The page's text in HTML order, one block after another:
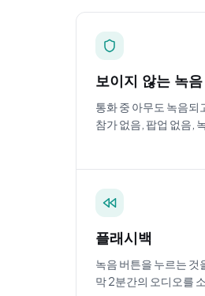
보이지 않는 녹음
통화 중 아무도 녹음되
참가 없음, 팝업 없음,
플래시백
녹음 버튼을 누르는 것
막 2분간의 오디오를